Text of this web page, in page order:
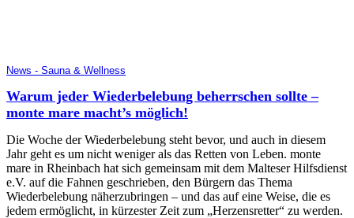
News - Sauna & Wellness
Warum jeder Wiederbelebung beherrschen sollte –
monte mare macht’s möglich!
Die Woche der Wiederbelebung steht bevor, und auch in diesem
Jahr geht es um nicht weniger als das Retten von Leben. monte
mare in Rheinbach hat sich gemeinsam mit dem Malteser Hilfsdienst
e.V. auf die Fahnen geschrieben, den Bürgern das Thema
Wiederbelebung näherzubringen – und das auf eine Weise, die es
jedem ermöglicht, in kürzester Zeit zum „Herzensretter“ zu werden.